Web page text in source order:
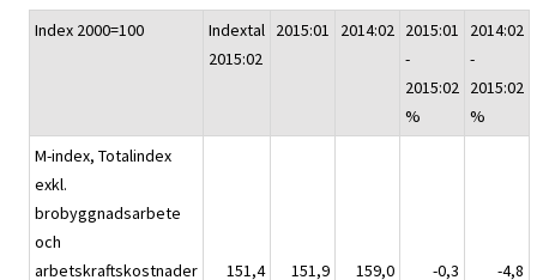
Index 2000=100
Indextal
2015:02
2015:01 2014:02 2015:01
-
2015:02
%
2014:02
-
2015:02
%
M-index, Totalindex
exkl.
brobyggnadsarbete
och
arbetskraftskostnader
151,4 151,9 159,0 -0,3
-4,8